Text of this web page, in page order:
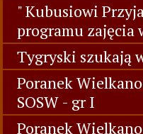
" Kubusiowi
programu zajęcia
Tygryski szukają
Poranek
SOSW - gr I
Poranek